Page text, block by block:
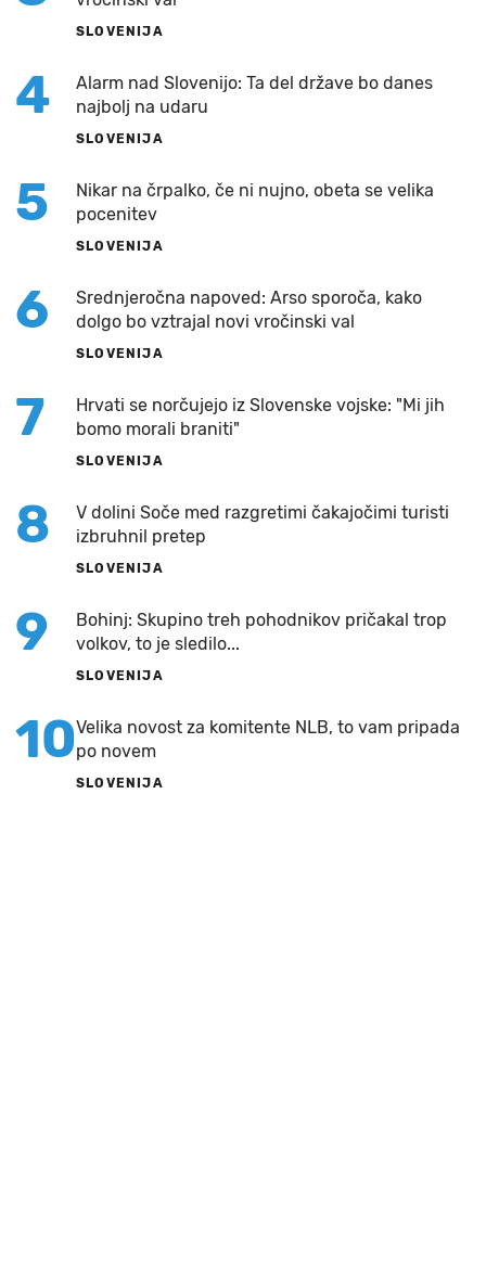
SLOVENIJA
4
Alarm nad Slovenijo: Ta del države bo danes
najbolj na udaru
SLOVENIJA
5
Nikar na črpalko, če ni nujno, obeta se velika
pocenitev
SLOVENIJA
6
Srednjeročna napoved: Arso sporoča, kako
dolgo bo vztrajal novi vročinski val
SLOVENIJA
7
Hrvati se norčujejo iz Slovenske vojske: "Mi jih
bomo morali braniti"
SLOVENIJA
8
V dolini Soče med razgretimi čakajočimi turisti
izbruhnil pretep
SLOVENIJA
9
Bohinj: Skupino treh pohodnikov pričakal trop
volkov, to je sledilo...
SLOVENIJA
10Velika novost za komitente NLB, to vam pripada
po novem
SLOVENIJA